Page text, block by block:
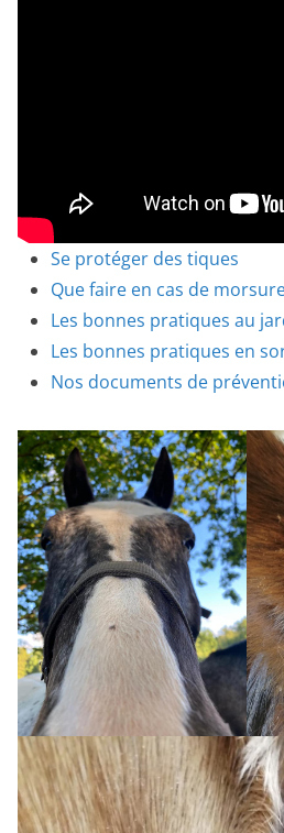
Se protéger des tiques
Que faire en cas de
Les bonnes pratiques au
Les bonnes pratiques en
Nos documents de